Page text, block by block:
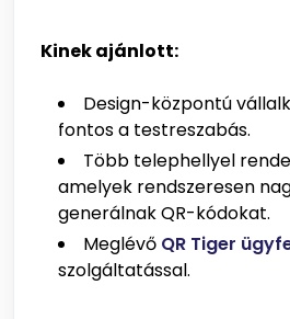
Kinek ajánlott:
Design-központú
fontos a testreszabás.
Több telephellyel
amelyek rendszeresen
generálnak QR-kódokat.
Meglévő QR Tiger
szolgáltatással.